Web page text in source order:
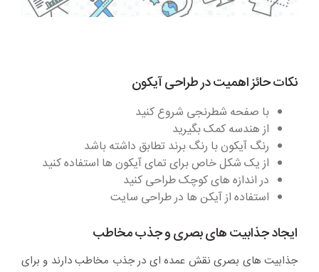
نکات حائز اهمیت در طراحی آیکون
با صفحه شطرنجی شروع کنید
از هندسه کمک بگیرید
رنگ آیکون با رنگ برند تطابق داشته باشد
از یک شکل خاص برای تمای آیکون ها استفاده کنید
در اندازه های کوچک طراحی کنید
استفاده از آیکن ها در طراحی سایت
ایجاد جذابیت های بصری و جذب مخاطب
جذابیت های بصری نقش عمده ای در جذب مخاطب دارند و برای